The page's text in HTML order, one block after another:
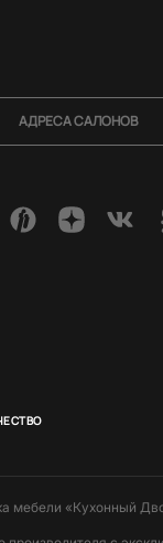
АДРЕСА САЛОНОВ
мебели «Кухонный